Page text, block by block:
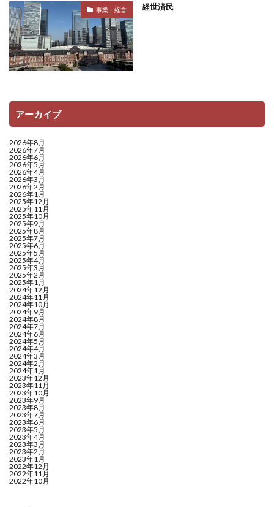
事業・経営 経世済民
アーカイブ
2026年8月
2026年7月
2026年6月
2026年5月
2026年4月
2026年3月
2026年2月
2026年1月
2025年12月
2025年11月
2025年10月
2025年9月
2025年8月
2025年7月
2025年6月
2025年5月
2025年4月
2025年3月
2025年2月
2025年1月
2024年12月
2024年11月
2024年10月
2024年9月
2024年8月
2024年7月
2024年6月
2024年5月
2024年4月
2024年3月
2024年2月
2024年1月
2023年12月
2023年11月
2023年10月
2023年9月
2023年8月
2023年7月
2023年6月
2023年5月
2023年4月
2023年3月
2023年2月
2023年1月
2022年12月
2022年11月
2022年10月